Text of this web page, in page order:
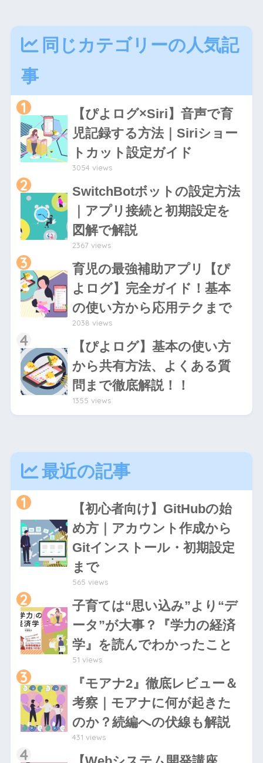
同じカテゴリーの人気記
事
1
【ぴよログ×Siri】音声で育
児記録する方法｜Siriショー
トカット設定ガイド
3054 views
2
SwitchBotボットの設定方法
｜アプリ接続と初期設定を
図解で解説
2367 views
3
育児の最強補助アプリ【ぴ
よログ】完全ガイド！基本
の使い方から応用テクまで
2038 views
4
【ぴよログ】基本の使い方
から共有方法、よくある質
問まで徹底解説！！
1355 views
最近の記事
1
【初心者向け】GitHubの始
め方｜アカウント作成から
Gitインストール・初期設定
まで
565 views
2
子育ては“思い込み”より“デ
ータ”が大事？『学力の経済
学』を読んでわかったこと
51 views
3
『モアナ2』徹底レビュー＆
考察｜モアナに何が起きた
のか？続編への伏線も解説
431 views
4